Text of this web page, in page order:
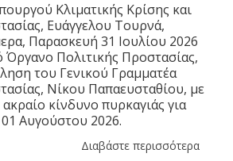
Κλιματικής Κρίσης και
Ευάγγελου Τουρνά,
Παρασκευή 31 Ιουλίου 2026
Όργανο Πολιτικής Προστασίας,
του Γενικού Γραμματέα
Νίκου Παπαευσταθίου, με
κίνδυνο πυρκαγιάς για
Αυγούστου 2026.
Διαβάστε περισσότερα